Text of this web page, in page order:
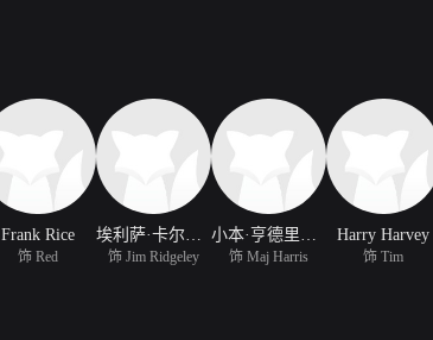
Frank Rice
饰 Red
埃利萨·卡尔弗特
饰 Jim Ridgeley
小本·亨德里克斯
饰 Maj Harris
Harry Harvey
饰 Tim